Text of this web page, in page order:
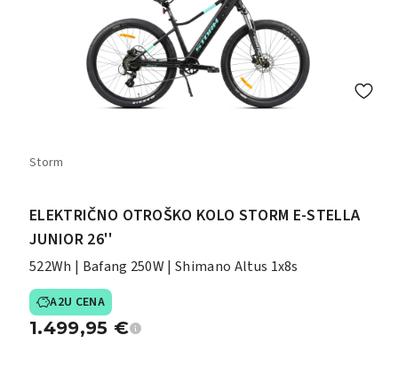
Storm
ELEKTRIČNO OTROŠKO KOLO STORM E-STELLA
JUNIOR 26''
522Wh | Bafang 250W | Shimano Altus 1x8s
A2U CENA
1.499,95 €